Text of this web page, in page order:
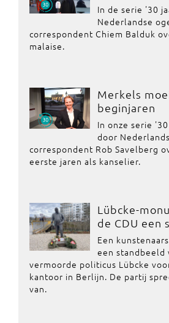
In de serie '30
Nederlandse
correspondent Chiem Balduk
malaise.
Merkels
beginjaren
In onze serie
door
correspondent Rob Savelberg
eerste jaren als kanselier.
Lübcke-
de CDU een
Een
een standbeeld
vermoorde politicus Lübcke
kantoor in Berlijn. De partij
van.